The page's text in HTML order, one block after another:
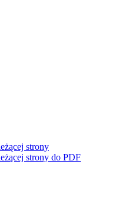
strony
strony do PDF